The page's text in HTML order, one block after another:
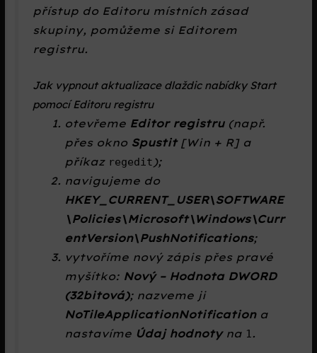
přístup do Editoru místních zásad
skupiny, pomůžeme si Editorem
registru.
Jak vypnout aktualizace dlaždic nabídky Start
pomocí Editoru registru
otevřeme Editor registru (např.
přes okno Spustit[Win + R] a
příkaz regedit );
navigujeme do
HKEY_CURRENT_USER\SOFTWARE
\Policies\Microsoft\Windows\Curr
entVersion\PushNotifications;
vytvoříme nový zápis přes pravé
myšítko: Nový – Hodnota DWORD
(32bitová); nazveme ji
NoTileApplicationNotificationa
nastavíme Údaj hodnotyna 1.